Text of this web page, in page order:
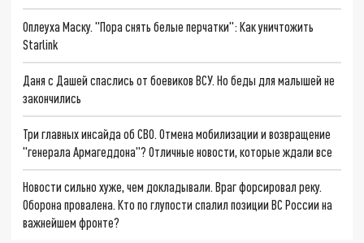
Оплеуха Маску. "Пора снять белые перчатки": Как уничтожить
Starlink
Даня с Дашей спаслись от боевиков ВСУ. Но беды для малышей не
закончились
Три главных инсайда об СВО. Отмена мобилизации и возвращение
"генерала Армагеддона"? Отличные новости, которые ждали все
Новости сильно хуже, чем докладывали. Враг форсировал реку.
Оборона провалена. Кто по глупости спалил позиции ВС России на
важнейшем фронте?